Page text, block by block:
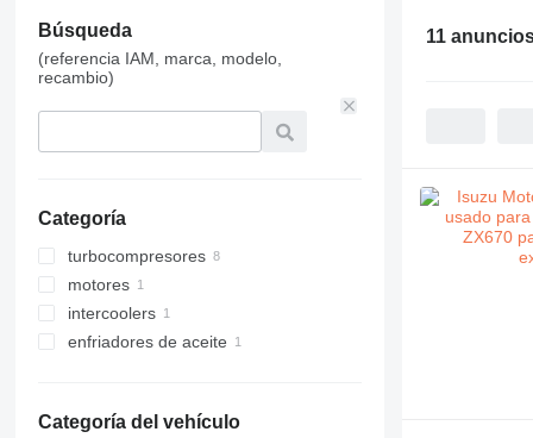
Búsqueda
(referencia IAM, marca, modelo,
recambio)
Categoría
turbocompresores
motores
intercoolers
enfriadores de aceite
Categoría del vehículo
11